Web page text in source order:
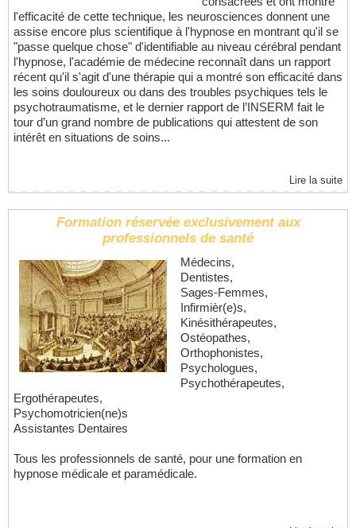
l'efficacité de cette technique, les neurosciences donnent une
assise encore plus scientifique à l'hypnose en montrant qu'il se
"passe quelque chose" d'identifiable au niveau cérébral pendant
l'hypnose, l'académie de médecine reconnaît dans un rapport
récent qu'il s'agit d'une thérapie qui a montré son efficacité dans
les soins douloureux ou dans des troubles psychiques tels le
psychotraumatisme, et le dernier rapport de l’INSERM fait le
tour d’un grand nombre de publications qui attestent de son
intérêt en situations de soins...
Lire la suite
Formation réservée exclusivement aux
professionnels de santé
Médecins,
Dentistes,
Sages-Femmes,
Infirmièr(e)s,
Kinésithérapeutes,
Ostéopathes,
Orthophonistes,
Psychologues,
Psychothérapeutes,
Ergothérapeutes,
Psychomotricien(ne)s
Assistantes Dentaires
Tous les professionnels de santé, pour une formation en
hypnose médicale et paramédicale.